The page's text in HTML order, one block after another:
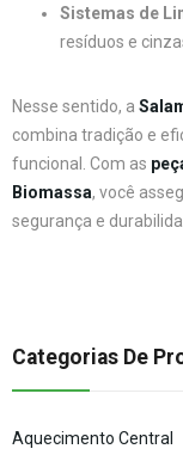
Sistemas de
resíduos e
Nesse sentido, a
combina tradição e
funcional. Com as
Biomassa, você
segurança e
Categorias De
Aquecimento Central